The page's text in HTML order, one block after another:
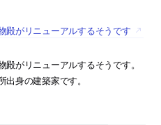
殿がリニューアルするそうです
がリニューアルするそうです。
身の建築家です。